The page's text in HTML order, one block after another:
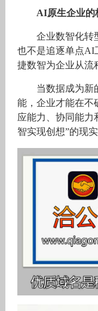
AI原生企业的
企业数智化转
也不是追逐单点AI
捷数智为企业从流
当数据成为新
能，企业才能在不
应能力、协同能力
智实现创想”的现实